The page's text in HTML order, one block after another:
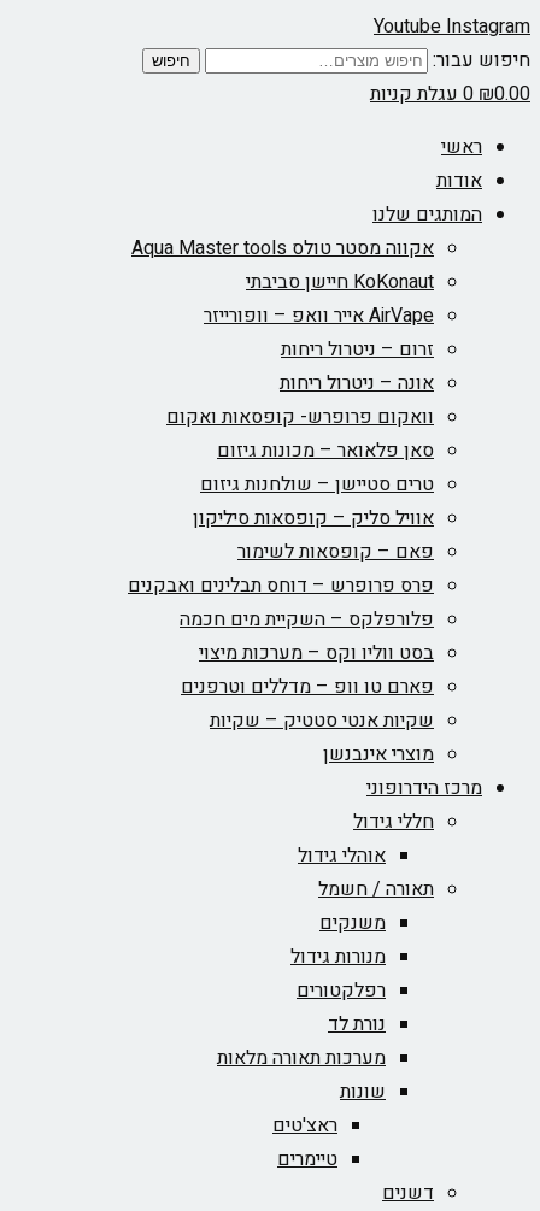
YoutubeInstagram
חיפוש עבור:
חיפוש
₪0.00
0עגלת קניות
ראשי
אודות
המותגים שלנו
אקווה מסטר טולס Aqua Master tools
KoKonaut חיישן סביבתי
AirVape אייר וואפ – וופורייזר
זרום – ניטרול ריחות
אונה – ניטרול ריחות
וואקום פרופרש- קופסאות ואקום
סאן פלאואר – מכונות גיזום
טרים סטיישן – שולחנות גיזום
אוויל סליק – קופסאות סיליקון
פאם – קופסאות לשימור
פרס פרופרש – דוחס תבלינים ואבקנים
פלורפלקס – השקיית מים חכמה
בסט ווליו וקס – מערכות מיצוי
פארם טו וופ – מדללים וטרפנים
שקיות אנטי סטטיק – שקיות
מוצרי אינבנשן
מרכז הידרופוני
חללי גידול
אוהלי גידול
תאורה / חשמל
משנקים
מנורות גידול
רפלקטורים
נורת לד
מערכות תאורה מלאות
שונות
ראצ'טים
טיימרים
דשנים